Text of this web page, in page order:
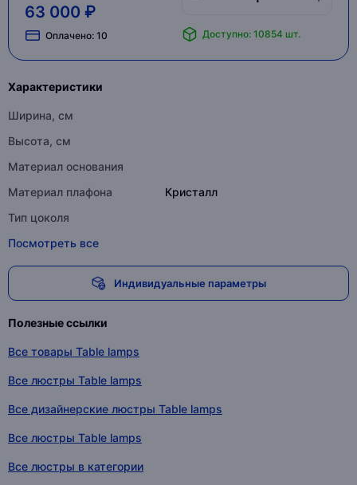
63 000 ₽
Оплачено: 10 Доступно: 10854 шт.
Характеристики
Ширина, см
Высота, см
Материал основания
Материал плафона
Кристалл
Тип цоколя
Посмотреть все
Индивидуальные параметры
Полезные ссылки
Все товары Table lamps
Все люстры Table lamps
Все дизайнерские люстры Table lamps
Все люстры Table lamps
Все люстры в категории